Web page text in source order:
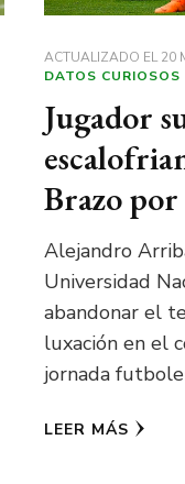
ACTUALIZADO EL20
DATOS CURIOSOS
Jugador
Brazo
Alejandro
Universidad
abandonar el
luxación en el
jornada
LEER MÁS